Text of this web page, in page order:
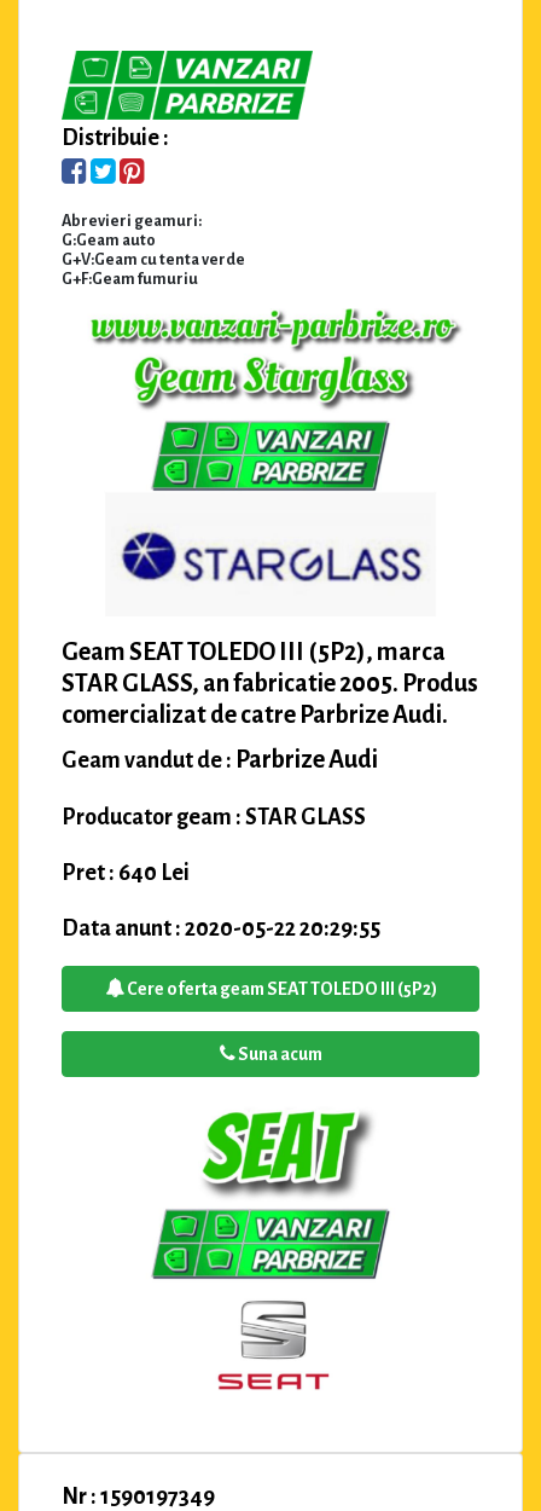
Distribuie :
Abrevieri geamuri:
G:Geam auto
G+V:Geam cu tenta verde
G+F:Geam fumuriu
Geam SEAT TOLEDO III (5P2), marca
STAR GLASS, an fabricatie 2005. Produs
comercializat de catre Parbrize Audi.
Geam vandut de : Parbrize Audi
Producator geam : STAR GLASS
Pret : 640 Lei
Data anunt : 2020-05-22 20:29:55
Cere oferta geam SEAT TOLEDO III (5P2)
Suna acum
Nr : 1590197349